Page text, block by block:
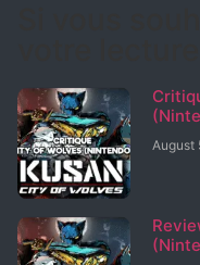
August